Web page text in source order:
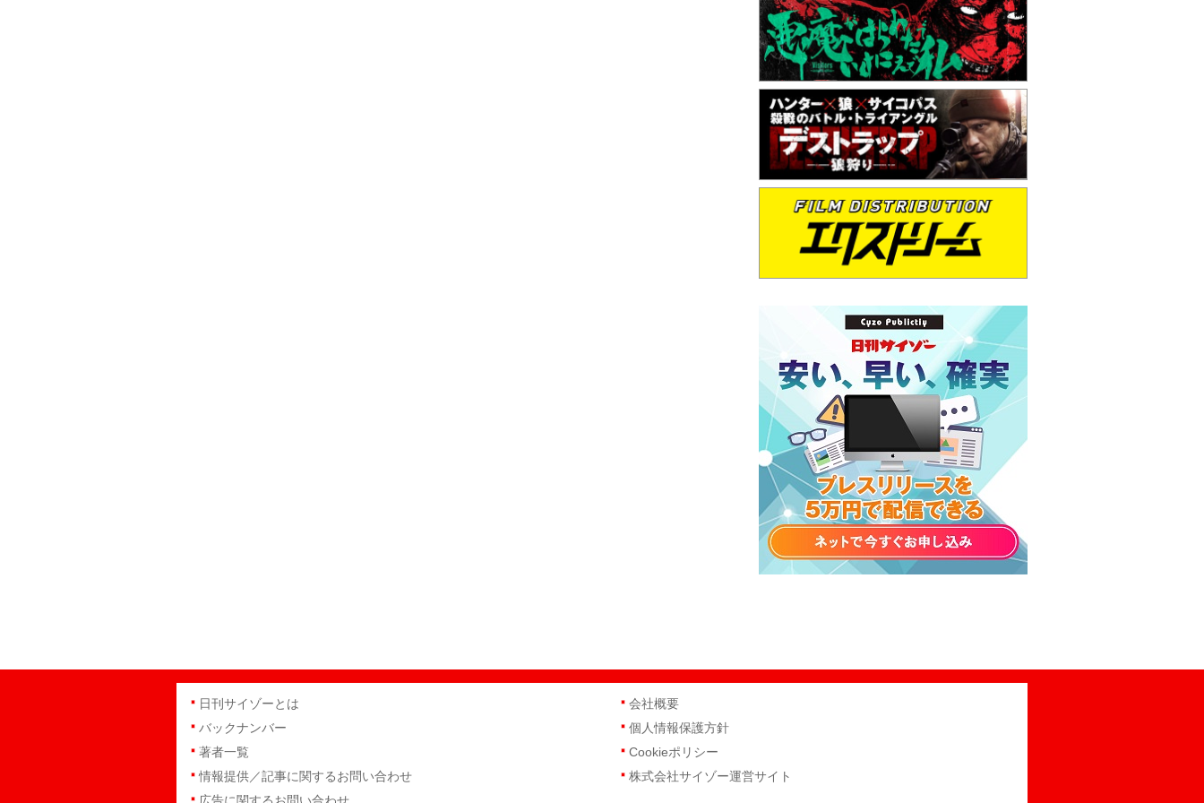
日刊サイゾーとは
バックナンバー
著者一覧
情報提供／記事に関するお問い合わせ
会社概要
個人情報保護方針
Cookieポリシー
株式会社サイゾー運営サイト